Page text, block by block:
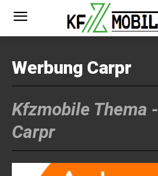
Werbung Carpr
Kfzmobile Thema -
Carpr